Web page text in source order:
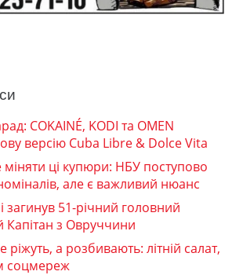
COKAINÉ, KODI та OMEN
версію Cuba Libre & Dolce Vita
ці купюри: НБУ поступово
але є важливий нюанс
51-річний головний
Капітан з Овруччини
ріжуть, а розбивають: літній салат,
соцмереж